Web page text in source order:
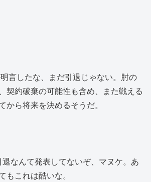
言したな、まだ引退じゃない。肘の
契約破棄の可能性も含め、また戦える
から将来を決めるそうだ。
退なんて発表してないぞ、マヌケ。あ
もこれは酷いな。